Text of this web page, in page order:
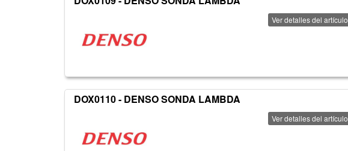
Ver detalles del artículo
DOX0110 - DENSO SONDA LAMBDA
Ver detalles del artículo